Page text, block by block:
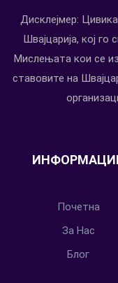
Дисклејмер:
Швајцарија, кој
Мислењата кои се
ставовите на
Почетна
За Нас
Блог